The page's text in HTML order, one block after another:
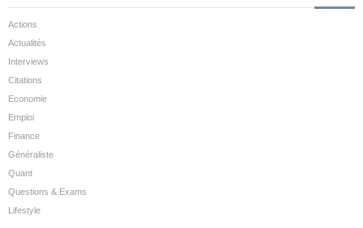
Actions
Actualités
Interviews
Citations
Economie
Emploi
Finance
Généraliste
Quant
Questions & Exams
Lifestyle